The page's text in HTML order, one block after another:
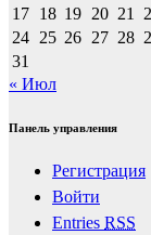
17 18 19 20 21
24 25 26 27 28
31
« Июл
Панель управления
Регистрация
Войти
Entries RSS